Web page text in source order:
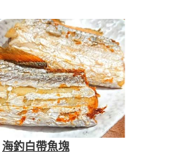
海釣白帶魚塊